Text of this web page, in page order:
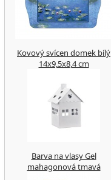
Kovový svícen domek bílý
14x9,5x8,4 cm
Barva na vlasy Gel
mahagonová tmavá